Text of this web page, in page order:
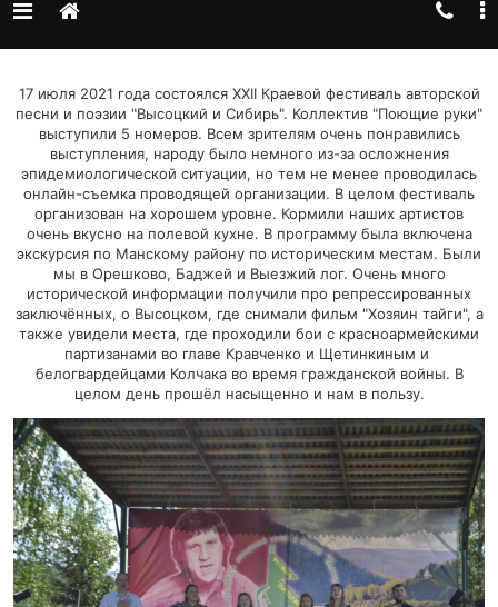
17 июля 2021 года состоялся XXII Краевой фестиваль авторской
песни и поэзии "Высоцкий и Сибирь". Коллектив "Поющие руки"
выступили 5 номеров. Всем зрителям очень понравились
выступления, народу было немного из-за осложнения
эпидемиологической ситуации, но тем не менее проводилась
онлайн-съемка проводящей организации. В целом фестиваль
организован на хорошем уровне. Кормили наших артистов
очень вкусно на полевой кухне. В программу была включена
экскурсия по Манскому району по историческим местам. Были
мы в Орешково, Баджей и Выезжий лог. Очень много
исторической информации получили про репрессированных
заключённых, о Высоцком, где снимали фильм "Хозяин тайги", а
также увидели места, где проходили бои с красноармейскими
партизанами во главе Кравченко и Щетинкиным и
белогвардейцами Колчака во время гражданской войны. В
целом день прошёл насыщенно и нам в пользу.